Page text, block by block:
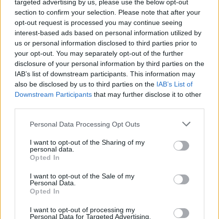
targeted advertising by us, please use the below opt-out
section to confirm your selection. Please note that after your
opt-out request is processed you may continue seeing
interest-based ads based on personal information utilized by
us or personal information disclosed to third parties prior to
your opt-out. You may separately opt-out of the further
disclosure of your personal information by third parties on the
IAB’s list of downstream participants. This information may
also be disclosed by us to third parties on the IAB’s List of
Downstream Participants that may further disclose it to other
Personal Data Processing Opt Outs
I want to opt-out of the Sharing of my
personal data.
Opted In
I want to opt-out of the Sale of my
Personal Data.
Opted In
I want to opt-out of processing my
Personal Data for Targeted Advertising.
constructive que prévu, surtout si chacun accepte de
parler avec simplicité. Côté émotionnel, la journée
invite à ne pas garder pour vous ce qui demande à
être nommé avec calme. Une opportunité peut
apparaître là où vous choisissez la confiance plutôt
que le contrôle. La prudence du jour concerne
surtout les réactions trop tranchées face à un
contretemps mineur.
Le 07 May 2026 souffle un vent d’ouverture sur votre
journée, avec une énergie propice aux déplacements,
aux découvertes ou aux idées qui redonnent de l’élan.
Vous pourriez ressentir le besoin de sortir d’un cadre
trop étroit, même symboliquement, en modifiant une
habitude ou en explorant une nouvelle manière de
perspectives intéressantes, notamment si vous